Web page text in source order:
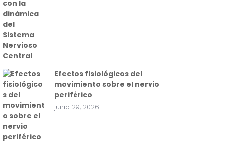
Efectos fisiológicos del
movimiento sobre el nervio
periférico
junio 29, 2026